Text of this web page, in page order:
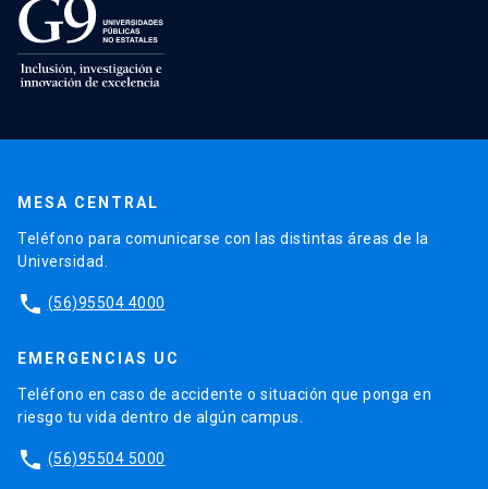
MESA CENTRAL
Teléfono para comunicarse con las distintas áreas de la
Universidad.
phone (56)95504 4000
EMERGENCIAS UC
Teléfono en caso de accidente o situación que ponga en
riesgo tu vida dentro de algún campus.
phone (56)95504 5000